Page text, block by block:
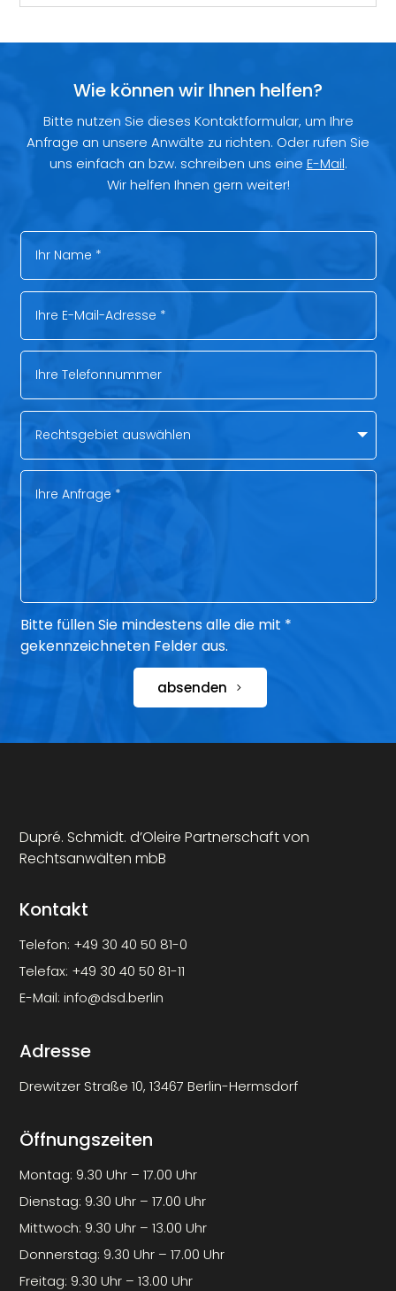
Wie können wir Ihnen helfen?
Bitte nutzen Sie dieses Kontaktformular, um Ihre
Anfrage an unsere Anwälte zu richten. Oder rufen Sie
uns einfach an bzw. schreiben uns eine E-Mail.
Wir helfen Ihnen gern weiter!
Bitte füllen Sie mindestens alle die mit *
gekennzeichneten Felder aus.
absenden
Dupré. Schmidt. d’Oleire Partnerschaft von
Rechtsanwälten mbB
Kontakt
Telefon: +49 30 40 50 81-0
Telefax: +49 30 40 50 81-11
E-Mail:info@dsd.berlin
Adresse
Drewitzer Straße 10, 13467 Berlin-Hermsdorf
Öffnungszeiten
Montag: 9.30 Uhr – 17.00 Uhr
Dienstag: 9.30 Uhr – 17.00 Uhr
Mittwoch: 9.30 Uhr – 13.00 Uhr
Donnerstag: 9.30 Uhr – 17.00 Uhr
Freitag: 9.30 Uhr – 13.00 Uhr